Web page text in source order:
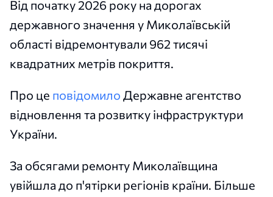
Від початку 2026 року на дорогах
державного значення у Миколаївській
області відремонтували 962 тисячі
квадратних метрів покриття.
Про це повідомило Державне агентство
відновлення та розвитку інфраструктури
України.
За обсягами ремонту Миколаївщина
увійшла до п'ятірки регіонів країни. Більше